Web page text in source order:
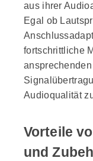
aus ihrer
Egal ob
fortschrittliche
Audioqualität
Vorteile
und